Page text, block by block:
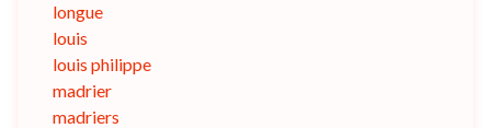
longue
louis
louis philippe
madrier
madriers